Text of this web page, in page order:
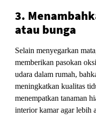
3.
atau bunga
Selain menyegarkan
memberikan pasokan
udara dalam rumah,
meningkatkan kualitas
menempatkan tanaman
interior kamar agar lebih